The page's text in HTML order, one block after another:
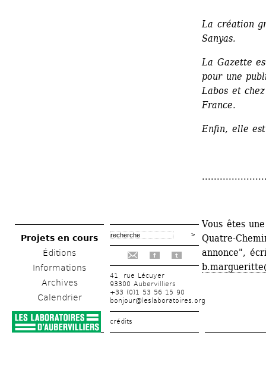
Projets en cours
Éditions
Informations
Archives
Calendrier
f t
41, rue Lécuyer
93300 Aubervilliers
+33 (0)1 53 56 15 90
bonjour@leslaboratoires.org
crédits
La création
Sanyas.
La Gazette
pour une
Labos et
France.
Enfin, elle
Vous êtes
Quatre-
annonce",